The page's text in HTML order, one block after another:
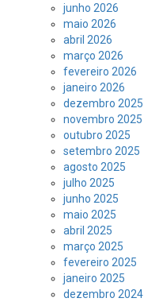
junho 2026
maio 2026
abril 2026
março 2026
fevereiro 2026
janeiro 2026
dezembro 2025
novembro 2025
outubro 2025
setembro 2025
agosto 2025
julho 2025
junho 2025
maio 2025
abril 2025
março 2025
fevereiro 2025
janeiro 2025
dezembro 2024